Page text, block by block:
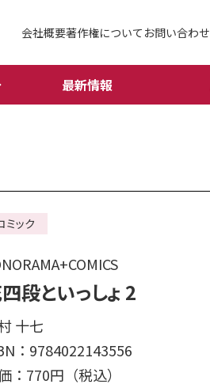
会社概要著作権について お問い合わせ
最新情報
ミック
段といっしょ 2
十七
：9784022143556
：770円（税込）